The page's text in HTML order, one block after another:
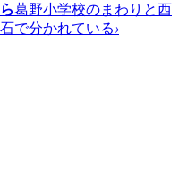
葛野小学校のまわりと西
で分かれている›